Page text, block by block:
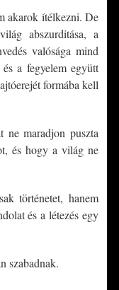
akarok ítélkezni. De
abszurditása, a
valósága mind
a fegyelem együtt
formába kell
maradjon puszta
és hogy a világ ne
történetet, hanem
és a létezés egy
szabadnak.